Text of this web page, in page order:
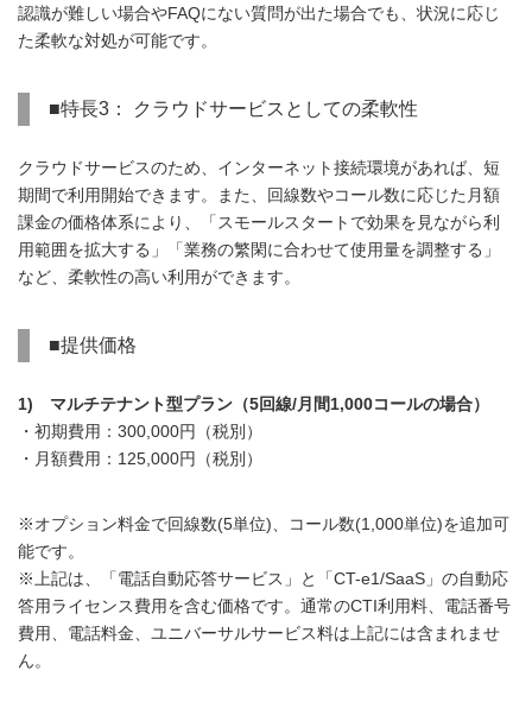
認識が難しい場合やFAQにない質問が出た場合でも、状況に応じ
た柔軟な対処が可能です。
■特長3： クラウドサービスとしての柔軟性
クラウドサービスのため、インターネット接続環境があれば、短
期間で利用開始できます。また、回線数やコール数に応じた月額
課金の価格体系により、「スモールスタートで効果を見ながら利
用範囲を拡大する」「業務の繁閑に合わせて使用量を調整する」
など、柔軟性の高い利用ができます。
■提供価格
1) マルチテナント型プラン（5回線/月間1,000コールの場合）
・初期費用：300,000円（税別）
・月額費用：125,000円（税別）
※オプション料金で回線数(5単位)、コール数(1,000単位)を追加可
能です。
※上記は、「電話自動応答サービス」と「CT-e1/SaaS」の自動応
答用ライセンス費用を含む価格です。通常のCTI利用料、電話番号
費用、電話料金、ユニバーサルサービス料は上記には含まれませ
ん。